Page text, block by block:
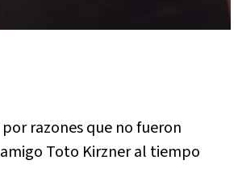
razones que no fueron
Toto Kirzner al tiempo